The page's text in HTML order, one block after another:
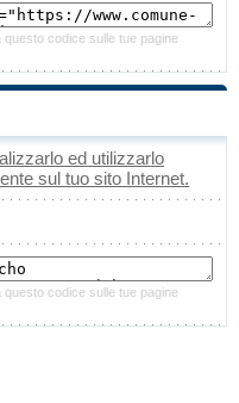
questo codice sulle tue pagine
ed utilizzarlo
sul tuo sito Internet.
questo codice sulle tue pagine